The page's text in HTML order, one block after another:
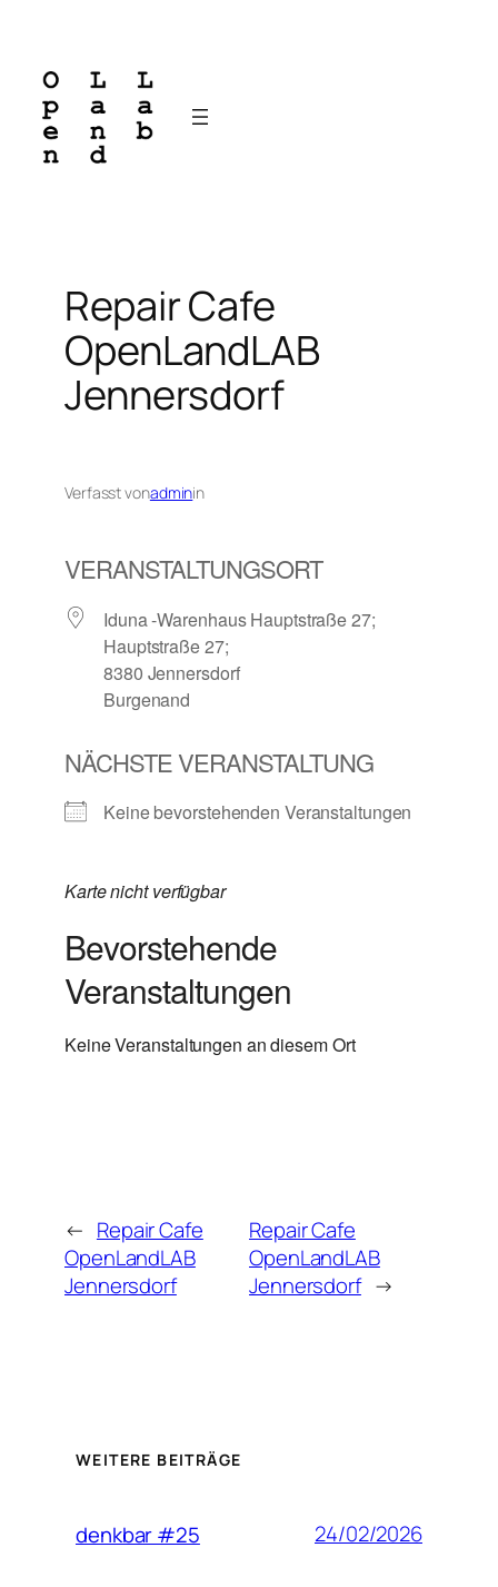
springen
Repair Cafe
OpenLandLAB
Jennersdorf
Verfasst vonadminin
VERANSTALTUNGSORT
Iduna -Warenhaus Hauptstraße 27;
Hauptstraße 27;
8380 Jennersdorf
Burgenand
NÄCHSTE VERANSTALTUNG
Keine bevorstehenden Veranstaltungen
Karte nicht verfügbar
Bevorstehende
Veranstaltungen
Keine Veranstaltungen an diesem Ort
← Repair Cafe
OpenLandLAB
Jennersdorf
Repair Cafe
OpenLandLAB
Jennersdorf →
WEITERE BEITRÄGE
denkbar #25 24/02/2026